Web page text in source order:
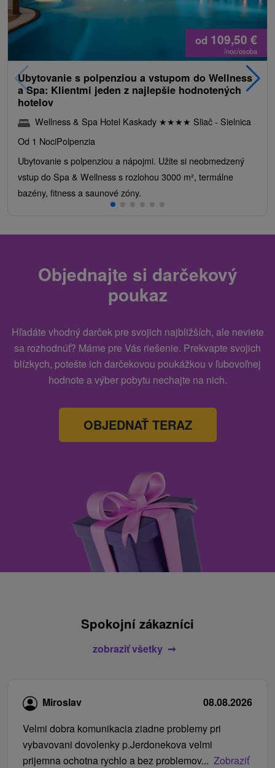
od 109,50 €
/noc/osoba
Ubytovanie s polpenziou a vstupom do Wellness
a Spa: Klientmi jeden z najlepšie hodnotených
hotelov
Wellness & Spa Hotel Kaskady ★★★★ Sliač - Sielnica
Od 1 NociPolpenzia
Ubytovanie s polpenziou a nápojmi. Užite si neobmedzený
vstup do Spa & Wellness s rozlohou 3000 m², termálne
bazény, fitness a saunové zóny.
Objednajte si darčekový
poukaz
Hľadáte vhodný darček pre svojich najbližších, ale neviete
sa rozhodnúť? Máme pre Vás riešenie. Prekvapte svojich
blízkych, potešte ich darčekovou poukážkou v ľubovoľnej
hodnote a výber pobytu nechajte na nich.
OBJEDNAŤ TERAZ
Spokojní zákazníci
zobraziť všetky
Miroslav
08.08.2026
Velmi dobra komunikacia ziadne problemy pri
vybavovani dovolenky p.Jerdonekova velmi
prijemna ochotna rychlo a bez problemov... Zobraziť